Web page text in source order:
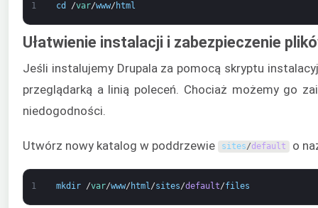
1 cd /var/www/ html
Ułatwienie instalacji i zabezpieczenie
Jeśli instalujemy Drupala za pomocą skryptu
przeglądarką a linią poleceń. Chociaż możemy go
niedogodności.
Utwórz nowy katalog w poddrzewie sites/default o
1 mkdir /var/www/ html/sites/default/files